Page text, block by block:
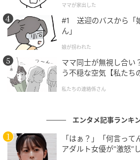
ました。
初日に大量の特殊グッズが降
そんな純朴な松尾さんが偶然配属
でも極めてハードな「特殊演出」
巨大な演出器具をはじめとする特
で、上からバラバラと降ってくる
受けます。
ママが家出した
#1 送迎のバスから「
ん」
娘が拐われた
ママ同士が無視し合い
う不穏な空気【私たち
私たちの連絡係さん
エンタメ記事ランキ
「はぁ？」「何言っ
アダルト女優が“激怒”